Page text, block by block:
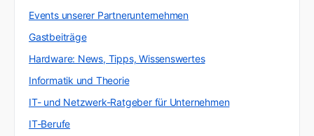
Events unserer Partnerunternehmen
Gastbeiträge
Hardware: News, Tipps, Wissenswertes
Informatik und Theorie
IT- und Netzwerk-Ratgeber für Unternehmen
IT-Berufe